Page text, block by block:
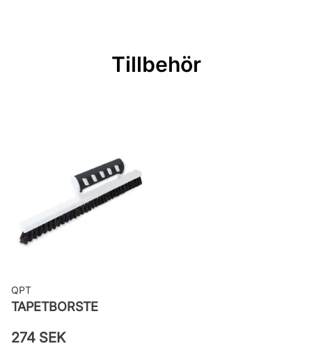
Mönsterrepetition: 64 cm
woven
Applicering av lim: Lim strykes på
väggen
Leverantörens artikelnummer:
Tillbehör
QPT
TAPETBORSTE
274 SEK